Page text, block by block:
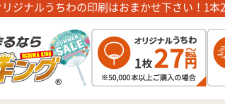
ジナルうちわの印刷はおまかせ下さい！1本